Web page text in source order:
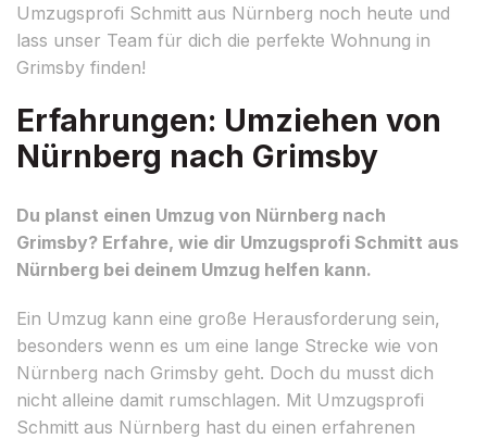
Umzugsprofi Schmitt aus Nürnberg noch heute und
lass unser Team für dich die perfekte Wohnung in
Grimsby finden!
Erfahrungen: Umziehen von
Nürnberg nach Grimsby
Du planst einen Umzug von Nürnberg nach
Grimsby? Erfahre, wie dir Umzugsprofi Schmitt aus
Nürnberg bei deinem Umzug helfen kann.
Ein Umzug kann eine große Herausforderung sein,
besonders wenn es um eine lange Strecke wie von
Nürnberg nach Grimsby geht. Doch du musst dich
nicht alleine damit rumschlagen. Mit Umzugsprofi
Schmitt aus Nürnberg hast du einen erfahrenen